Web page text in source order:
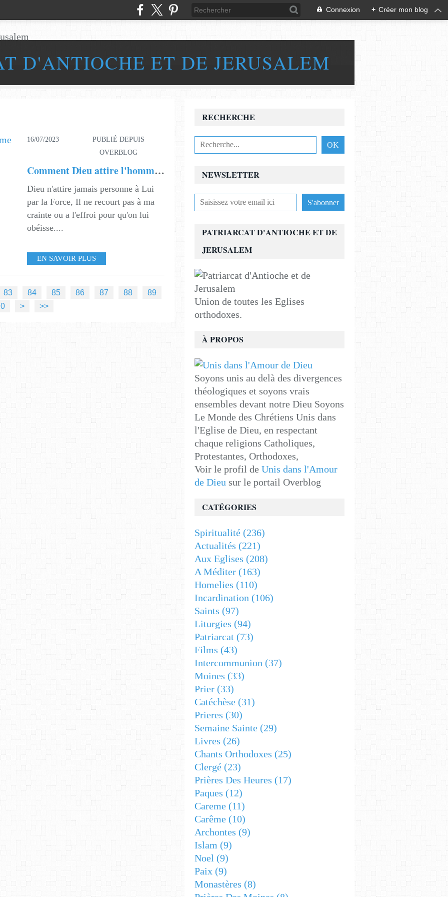
Connexion + Créer mon blog
D'ANTIOCHE ET DE JERUSALEM
16/07/2023
PUBLIÉ DEPUIS
OVERBLOG
Comment Dieu attire l'homme à Lui ?
Dieu n'attire jamais personne à Lui
par la Force, Il ne recourt pas à ma
crainte ou a l'effroi pour qu'on lui
obéisse....
EN SAVOIR PLUS
83 84 85 86 87 88
89
100
200
> >>
NEWSLETTER
RECHERCHE
PATRIARCAT D'ANTIOCHE ET DE
JERUSALEM
Union de toutes les Eglises
orthodoxes.
À PROPOS
Soyons unis au delà des divergences
théologiques et soyons vrais
ensembles devant notre Dieu Soyons
Le Monde des Chrétiens Unis dans
l'Eglise de Dieu, en respectant
chaque religions Catholiques,
Protestantes, Orthodoxes,
Voir le profil de Unis dans l'Amour
de Dieu sur le portail Overblog
CATÉGORIES
Spiritualité (236)
Actualités (221)
Aux Eglises (208)
A Méditer (163)
Homelies (110)
Incardination (106)
Saints (97)
Liturgies (94)
Patriarcat (73)
Films (43)
Intercommunion (37)
Moines (33)
Prier (33)
Catéchèse (31)
Prieres (30)
Semaine Sainte (29)
Livres (26)
Chants Orthodoxes (25)
Clergé (23)
Prières Des Heures (17)
Paques (12)
Careme (11)
Carême (10)
Archontes (9)
Islam (9)
Noel (9)
Paix (9)
Monastères (8)